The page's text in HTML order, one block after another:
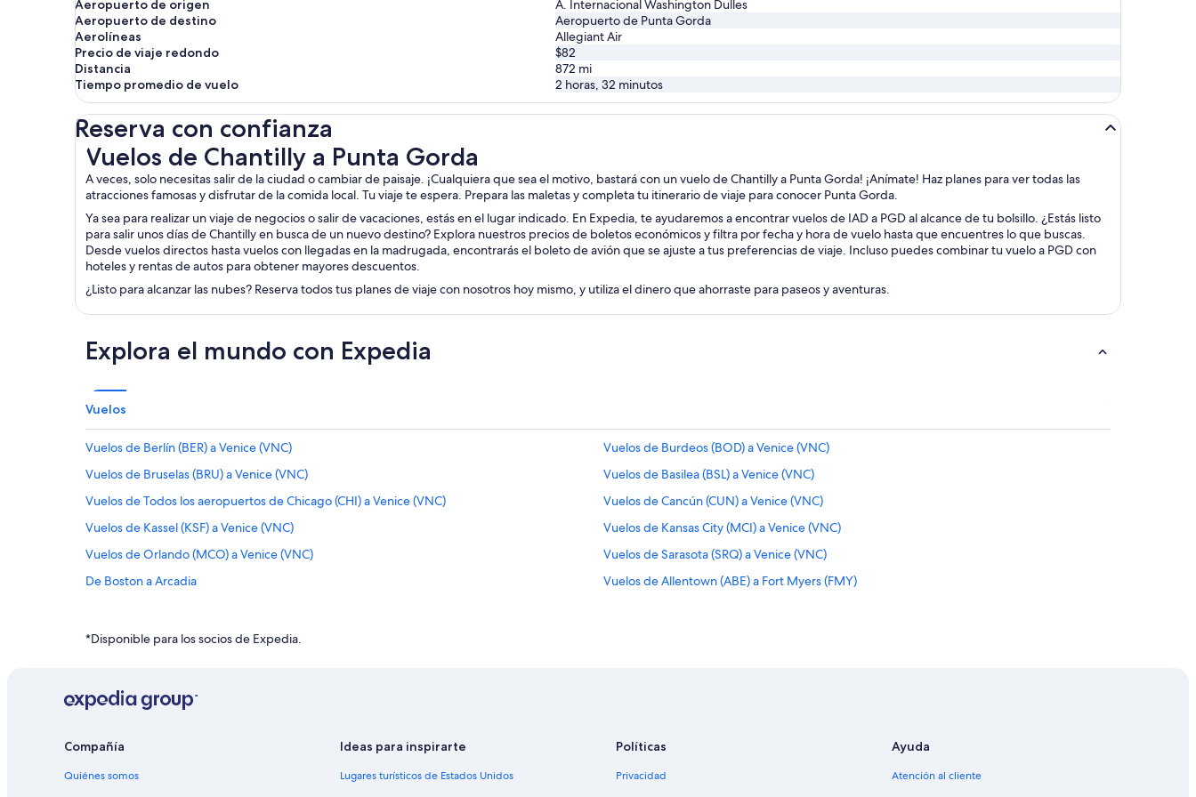
Aeropuerto de origen
A. Internacional Washington Dulles
Aeropuerto de destino
Aeropuerto de Punta Gorda
Aerolíneas
Allegiant Air
Precio de viaje redondo
$82
Distancia
872 mi
Tiempo promedio de vuelo
2 horas, 32 minutos
Reserva con confianza
Vuelos de Chantilly a Punta Gorda
A veces, solo necesitas salir de la ciudad o cambiar de paisaje. ¡Cualquiera que sea el motivo, bastará con un vuelo de Chantilly a Punta Gorda! ¡Anímate! Haz planes para ver todas las
atracciones famosas y disfrutar de la comida local. Tu viaje te espera. Prepara las maletas y completa tu itinerario de viaje para conocer Punta Gorda.
Ya sea para realizar un viaje de negocios o salir de vacaciones, estás en el lugar indicado. En Expedia, te ayudaremos a encontrar vuelos de IAD a PGD al alcance de tu bolsillo. ¿Estás listo
para salir unos días de Chantilly en busca de un nuevo destino? Explora nuestros precios de boletos económicos y filtra por fecha y hora de vuelo hasta que encuentres lo que buscas.
Desde vuelos directos hasta vuelos con llegadas en la madrugada, encontrarás el boleto de avión que se ajuste a tus preferencias de viaje. Incluso puedes combinar tu vuelo a PGD con
hoteles y rentas de autos para obtener mayores descuentos.
¿Listo para alcanzar las nubes? Reserva todos tus planes de viaje con nosotros hoy mismo, y utiliza el dinero que ahorraste para paseos y aventuras.
Vuelos de Chantilly a Punta Gorda
Explora el mundo con Expedia
Vuelos
Vuelos de Berlín (BER) a Venice (VNC)
Vuelos de Burdeos (BOD) a Venice (VNC)
Vuelos de Bruselas (BRU) a Venice (VNC)
Vuelos de Basilea (BSL) a Venice (VNC)
Vuelos de Todos los aeropuertos de Chicago (CHI) a Venice (VNC)
Vuelos de Cancún (CUN) a Venice (VNC)
Vuelos de Kassel (KSF) a Venice (VNC)
Vuelos de Kansas City (MCI) a Venice (VNC)
Vuelos de Orlando (MCO) a Venice (VNC)
Vuelos de Sarasota (SRQ) a Venice (VNC)
De Boston a Arcadia
Vuelos de Allentown (ABE) a Fort Myers (FMY)
Vuelos de Austin (AUS) a Fort Myers (FMY)
Vuelos de Cali (CLO) a Fort Myers (FMY)
Vuelos de Corpus Christi (CRP) a Fort Myers (FMY)
Vuelos de Denver (DEN) a Fort Myers (FMY)
Vuelos de Dallas (DFW) a Fort Myers (FMY)
*Disponible para los socios de Expedia.
Compañía
Quiénes somos
Ideas para inspirarte
Lugares turísticos de Estados Unidos
Políticas
Privacidad
Ayuda
Atención al cliente